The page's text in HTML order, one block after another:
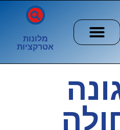
מלונות
אטרקציות